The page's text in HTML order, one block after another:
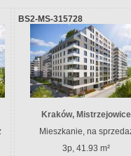
BS2-MS-315728
Kraków, Mistrzejowice
Mieszkanie, na
3p, 41.93 m²